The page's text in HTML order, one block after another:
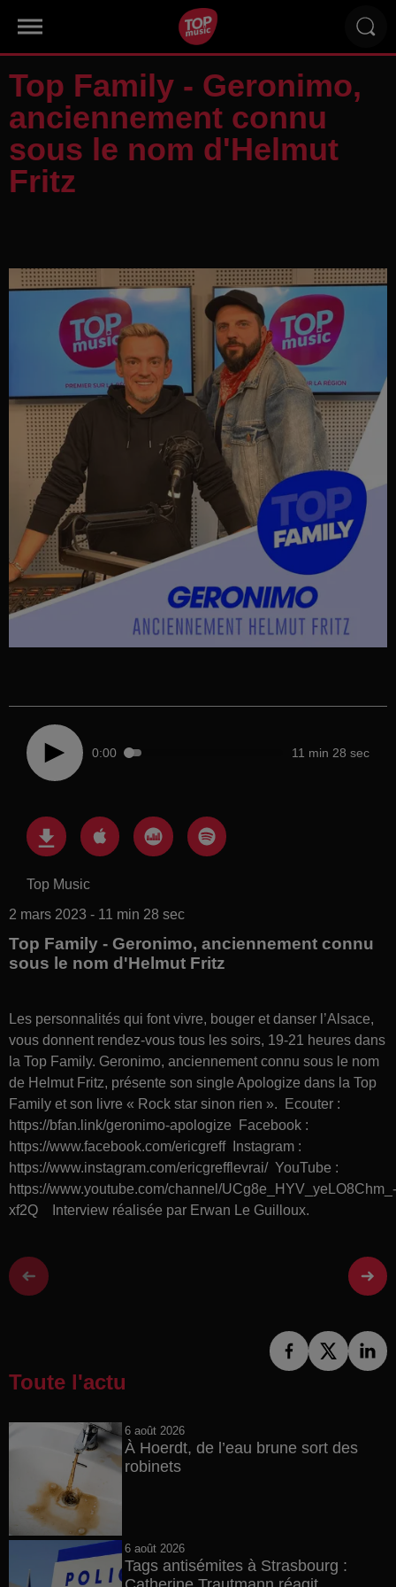
Top Family - Geronimo,
anciennement connu
sous le nom d'Helmut
Fritz
0:00 11 min 28 sec
Top Music
2 mars 2023 - 11 min 28 sec
Top Family - Geronimo, anciennement connu
sous le nom d'Helmut Fritz
Les personnalités qui font vivre, bouger et danser l’Alsace,
vous donnent rendez-vous tous les soirs, 19-21 heures dans
la Top Family. Geronimo, anciennement connu sous le nom
de Helmut Fritz, présente son single Apologize dans la Top
Family et son livre « Rock star sinon rien ». Ecouter :
https://bfan.link/geronimo-apologize Facebook :
https://www.facebook.com/ericgreff Instagram :
https://www.instagram.com/ericgrefflevrai/ YouTube :
https://www.youtube.com/channel/UCg8e_HYV_yeLO8Chm_-
xf2Q Interview réalisée par Erwan Le Guilloux.
Toute l'actu
6 août 2026
À Hoerdt, de l’eau brune sort des
robinets
6 août 2026
Tags antisémites à Strasbourg :